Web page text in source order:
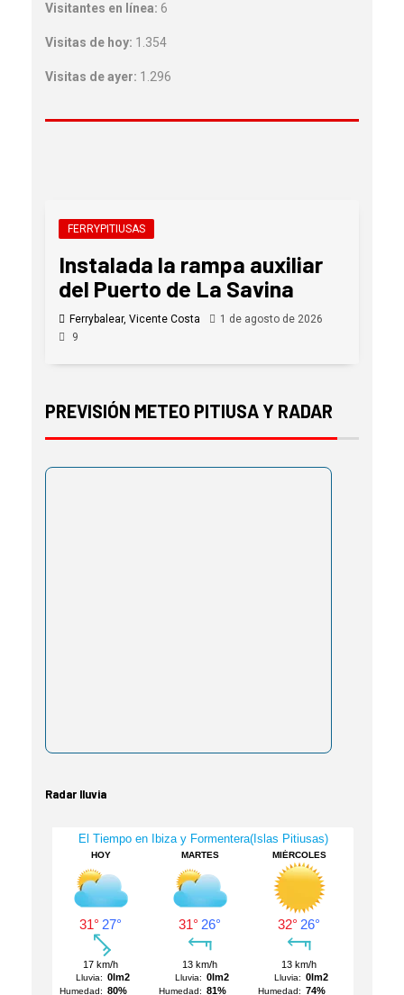
Visitantes en línea: 6
Visitas de hoy: 1.354
Visitas de ayer: 1.296
FERRYPITIUSAS
Instalada la rampa auxiliar
del Puerto de La Savina
Ferrybalear, Vicente Costa
1 de agosto de 2026
9
PREVISIÓN METEO PITIUSA Y RADAR
Radar lluvia